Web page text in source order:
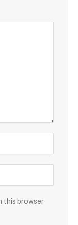
this browser